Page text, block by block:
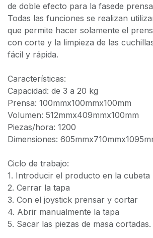
de doble efecto para la fasede
Todas las funciones se realizan
que permite hacer solamente el
con corte y la limpieza de las
fácil y rápida.
Características:
Capacidad: de 3 a 20 kg
Prensa: 100mmx100mmx100mm
Volumen: 512mmx409mmx100mm
Piezas/hora: 1200
Dimensiones:
Ciclo de trabajo:
1. Introducir el producto en la cubeta
2. Cerrar la tapa
3. Con el joystick prensar y cortar
4. Abrir manualmente la tapa
5. Sacar las piezas de masa cortadas.